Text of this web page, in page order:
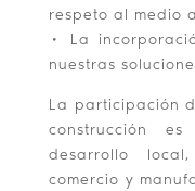
respeto al medio
• La
nuestras
La participación
construcción
desarrollo
comercio y